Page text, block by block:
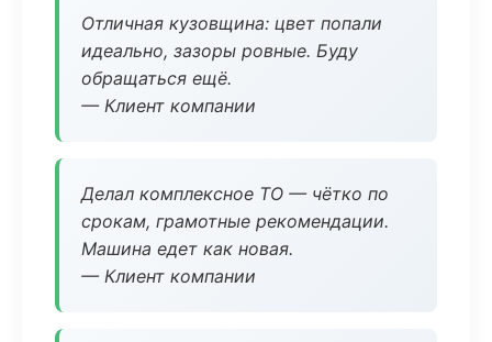
Отличная кузовщина: цвет попали
идеально, зазоры ровные. Буду
обращаться ещё.
— Клиент компании
Делал комплексное ТО — чётко по
срокам, грамотные рекомендации.
Машина едет как новая.
— Клиент компании